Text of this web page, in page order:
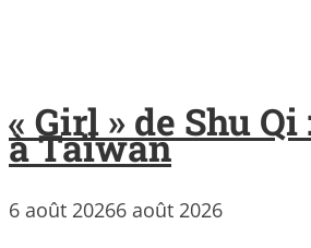
« Girl » de Shu
à Taïwan
6 août 20266 août 2026